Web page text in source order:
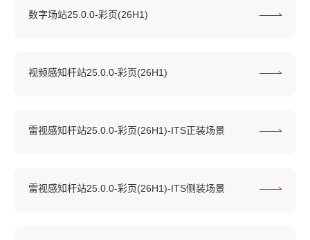
数字场站25.0.0-彩页(26H1)
视频感知杆站25.0.0-彩页(26H1)
雷视感知杆站25.0.0-彩页(26H1)-ITS正装场景
雷视感知杆站25.0.0-彩页(26H1)-ITS侧装场景